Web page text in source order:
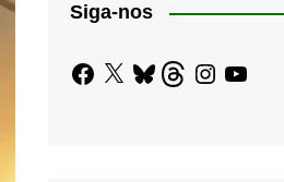
Siga-nos
Facebook
X BlueskyThreadsInstagram
YouTube